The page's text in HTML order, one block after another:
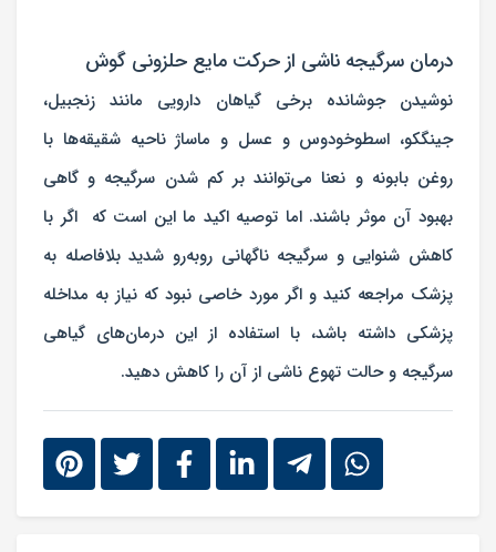
درمان سرگیجه ناشی از حرکت مایع حلزونی گوش
نوشیدن جوشانده برخی گیاهان دارویی مانند زنجبیل،
جینگکو، اسطوخودوس و عسل و ماساژ ناحیه شقیقه‌ها با
روغن بابونه و نعنا می‌توانند بر کم شدن سرگیجه و گاهی
بهبود آن موثر باشند. اما توصیه اکید ما این است که اگر با
کاهش شنوایی و سرگیجه ناگهانی روبه‌رو شدید بلافاصله به
پزشک مراجعه کنید و اگر مورد خاصی نبود که نیاز به مداخله
پزشکی داشته باشد، با استفاده از این درمان‌های گیاهی
سرگیجه و حالت تهوع ناشی از آن را کاهش دهید.